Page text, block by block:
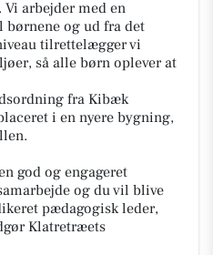
arbejder med en
og ud fra det
tilrettelægger vi
så alle børn oplever at
fra Kibæk
i en nyere bygning,
god og engageret
og du vil blive
pædagogisk leder,
Klatretræets